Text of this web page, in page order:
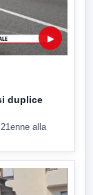
▶
duplice
alla